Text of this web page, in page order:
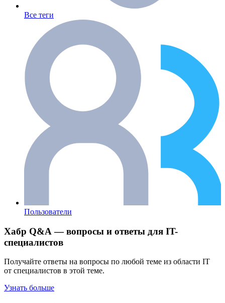
Все теги
Пользователи
Хабр Q&A — вопросы и ответы для IT-
специалистов
Получайте ответы на вопросы по любой теме из области IT
от специалистов в этой теме.
Узнать больше